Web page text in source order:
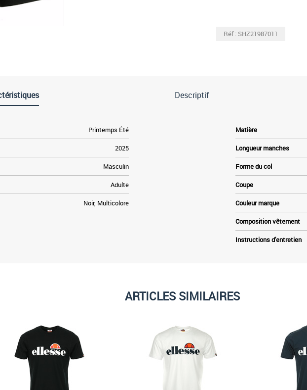
Réf : SHZ21987011
Descriptif
Printemps Été
2025
Masculin
Adulte
Noir, Multicolore
Matière
Longueur manches
Forme du col
Coupe
Couleur marque
Composition vêtement
Instructions d'entretien
ARTICLES SIMILAIRES